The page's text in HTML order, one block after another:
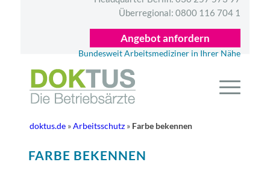
Überregional: 0800 116 704 1
Angebot anfordern
Bundesweit Arbeitsmediziner in Ihrer Nähe
doktus.de»Arbeitsschutz» Farbe bekennen
FARBE BEKENNEN